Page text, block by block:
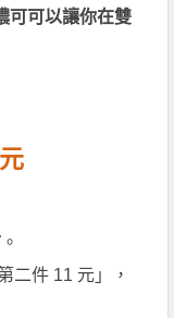
可可以讓你在雙
。
二件 11 元」，